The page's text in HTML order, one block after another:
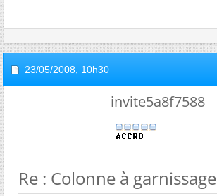
23/05/2008, 10h30
invite5a8f7588
Re : Colonne à garnissage